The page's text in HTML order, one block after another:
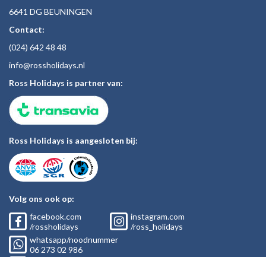
6641 DG BEUNINGEN
Contact:
(024) 642 48 48
info@rossholidays.nl
Ross Holidays is partner van:
Ross Holidays is aangesloten bij:
Volg ons ook op:
facebook.com
/rossholidays
instagram.com
/ross_holidays
whatsapp/noodnummer
06 273 02 986